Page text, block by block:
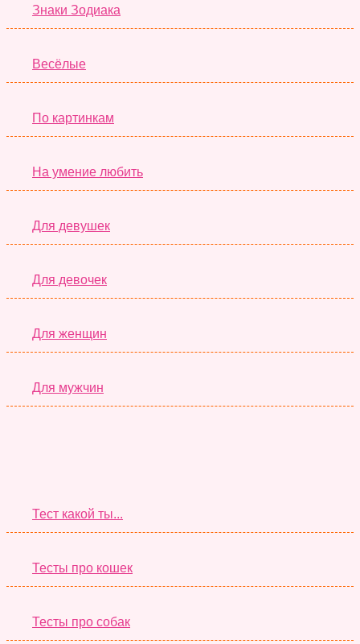
Знаки Зодиака
Весёлые
По картинкам
На умение любить
Для девушек
Для девочек
Для женщин
Для мужчин
Тест какой ты...
Тесты про кошек
Тесты про собак